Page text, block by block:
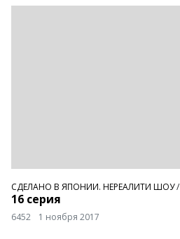
СДЕЛАНО В ЯПОНИИ. НЕРЕАЛИТИ ШОУ/
16 серия
6452 1 ноября 2017